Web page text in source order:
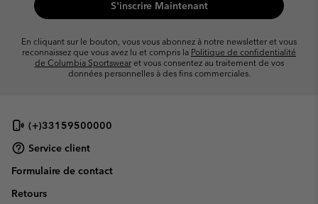
S'inscrire Maintenant
En cliquant sur le bouton, vous vous abonnez à notre newsletter et vous
reconnaissez que vous avez lu et compris la Politique de confidentialité
de Columbia Sportswearet vous consentezau traitement de vos
données personnelles à des fins commerciales.
(+)33159500000
Service client
Formulaire de contact
Retours